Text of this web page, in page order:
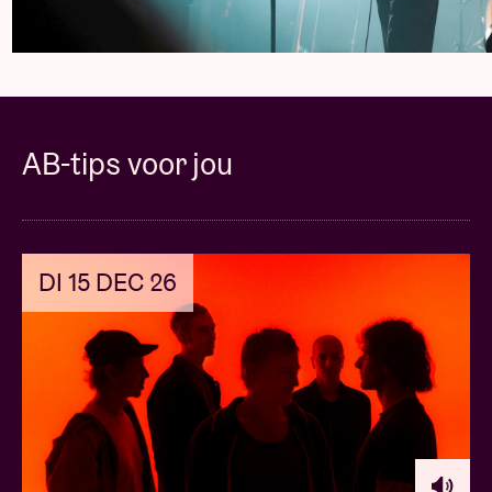
AB-tips voor jou
DI 15 DEC 26